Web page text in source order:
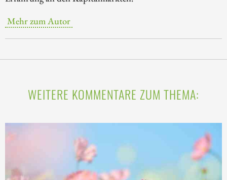
Mehr zum Autor
WEITERE KOMMENTARE ZUM THEMA: